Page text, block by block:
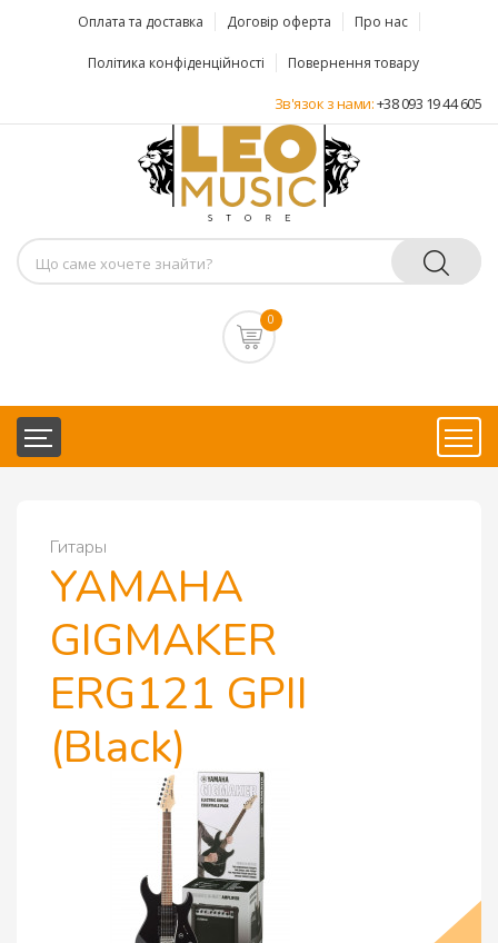
Оплата та доставка Договір оферта Про нас
Політика конфіденційності Повернення товару
Зв'язок з нами:+38 093 19 44 605
0
Гитары
YAMAHA
GIGMAKER
ERG121 GPII
(Black)